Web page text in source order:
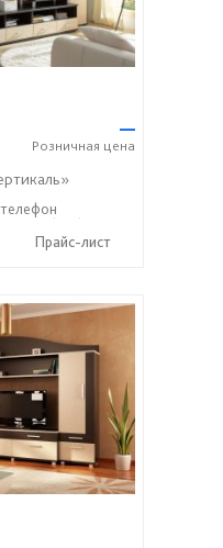
—
Розничная цена
☎+7 (927) 38-003-77
Прайс-лист